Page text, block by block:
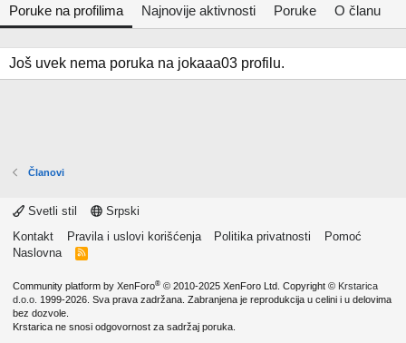
Poruke na profilima Najnovije aktivnosti Poruke O članu
Još uvek nema poruka na jokaaa03 profilu.
Članovi
Svetli stil
Srpski
Kontakt
Pravila i uslovi korišćenja Politika privatnosti
Pomoć
Naslovna
R
Community platform by XenForo® © 2010-2025 XenForo Ltd. Copyright © Krstarica
d.o.o. 1999-2026. Sva prava zadržana. Zabranjena je reprodukcija u celini i u delovima
bez dozvole.
Krstarica ne snosi odgovornost za sadržaj poruka.